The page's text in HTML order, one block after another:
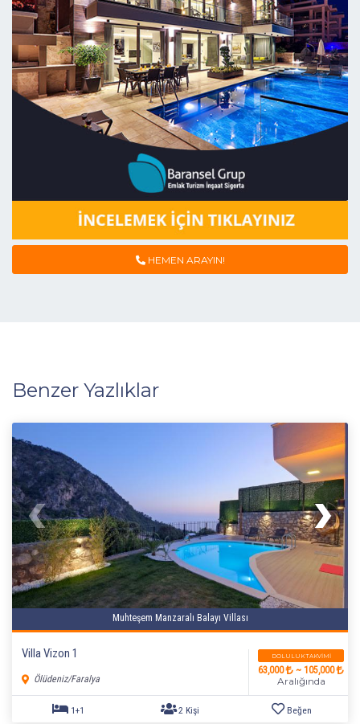
HEMEN ARAYIN!
Benzer Yazlıklar
Muhteşem Manzaralı Balayı Villası
Villa Vizon 1
Ölüdeniz/Faralya
DOLULUK TAKVIMI
63,000 ~ 105,000
Aralığında